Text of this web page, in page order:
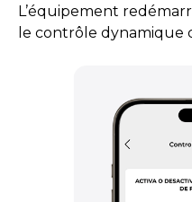
L’équipement
le contrôle dynamique